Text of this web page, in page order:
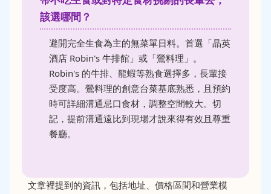
該選哪間？
避開完全生食為主的無菜單日料。首選「晶英
酒店 Robin's 牛排館」或「鶯料理」。
Robin's 的牛排、龍蝦等熟食選擇多，長輩接
受度高。鶯料理的創意台菜基底熟悉，且預約
時可詳細溝通忌口食材，調整空間較大。切
記，提前溝通遠比到現場才說來得有效且尊重
餐廳。
文章裡提到的資訊，包括地址、價格區間和營業模